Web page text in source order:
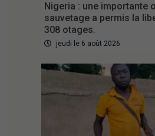
Nigeria : une importante
sauvetage a permis la
308 otages.
jeudi le 6 août 2026